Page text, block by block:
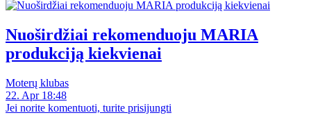
Nuoširdžiai rekomenduoju MARIA
produkciją kiekvienai
Moterų klubas
22. Apr 18:48
Jei norite komentuoti, turite prisijungti